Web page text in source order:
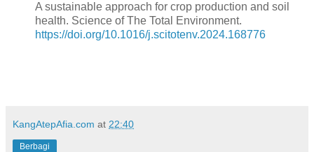
A sustainable approach for crop production and soil
health. Science of The Total Environment.
https://doi.org/10.1016/j.scitotenv.2024.168776
KangAtepAfia.com at 22:40
Berbagi